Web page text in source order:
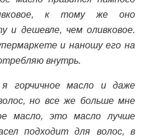
к тому же оно
и дешевле, чем оливковое.
и наношу его на
внутрь.
горчичное масло и даже
но все же больше мне
масло, это масло лучше
подходит для волос, в